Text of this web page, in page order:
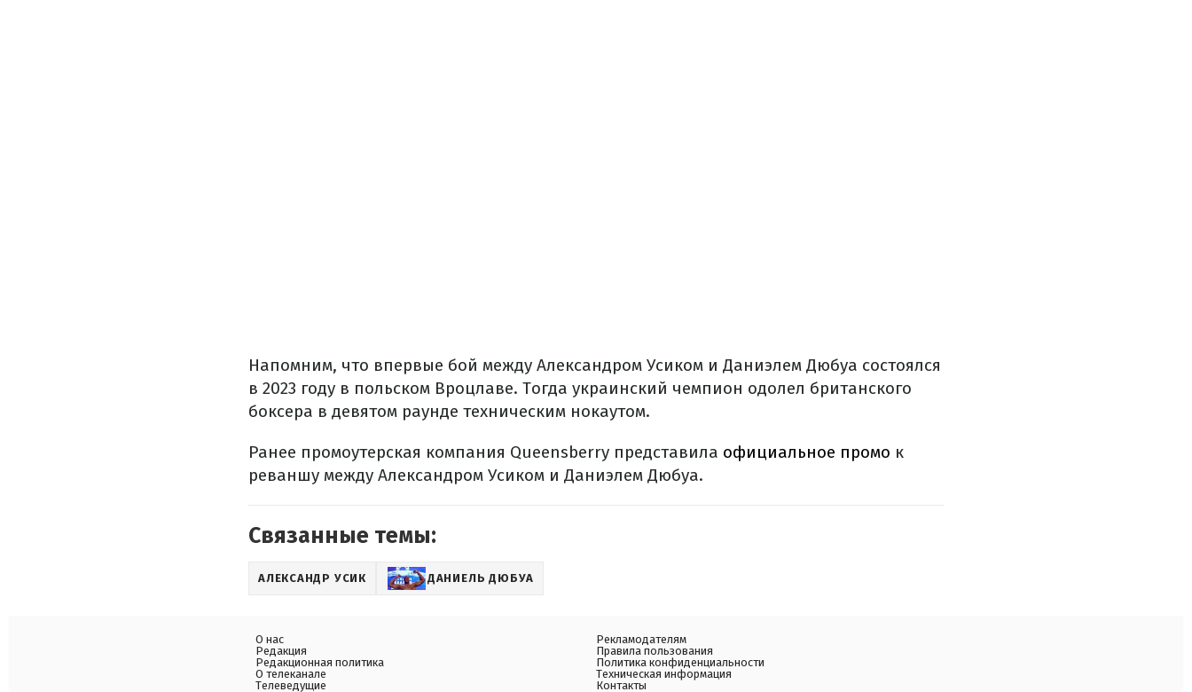
Напомним, что впервые бой между Александром Усиком и Даниэлем Дюбуа состоялся
в 2023 году в польском Вроцлаве. Тогда украинский чемпион одолел британского
боксера в девятом раунде техническим нокаутом.
Ранее промоутерская компания Queensberry представила официальное промо к
реваншу между Александром Усиком и Даниэлем Дюбуа.
Связанные темы:
АЛЕКСАНДР УСИК ДАНИЕЛЬ ДЮБУА
О нас
Редакция
Редакционная политика
О телеканале
Телеведущие
Рекламодателям
Правила пользования
Политика конфиденциальности
Техническая информация
Контакты